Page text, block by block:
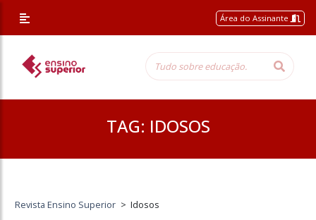
Área do Assinante
TAG: IDOSOS
Revista Ensino Superior > Idosos